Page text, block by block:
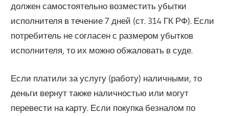
должен самостоятельно возместить убытки
исполнителя в течение 7 дней (ст. 314 ГК РФ). Если
потребитель не согласен с размером убытков
исполнителя, то их можно обжаловать в суде.
Если платили за услугу (работу) наличными, то
деньги вернут также наличностью или могут
перевести на карту. Если покупка безналом по